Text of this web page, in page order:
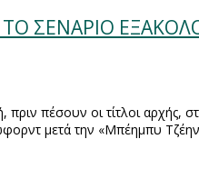
ΤΟ ΣΕΝΑΡΙΟ
πριν πέσουν οι τίτλοι
μετά την «Μπέημπυ